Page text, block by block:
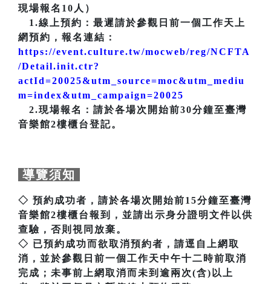
現場報名10人）
1.線上預約：最遲請於參觀日前一個工作天上
網預約，報名連結：
https://event.culture.tw/mocweb/reg/NCFTA
/Detail.init.ctr?
actId=20025&utm_source=moc&utm_mediu
m=index&utm_campaign=20025
2.現場報名：請於各場次開始前30分鐘至臺灣
音樂館2樓櫃台登記。
導覽須知
◇ 預約成功者，請於各場次開始前15分鐘至臺灣
音樂館2樓櫃台報到，並請出示身分證明文件以供
查驗，否則視同放棄。
◇ 已預約成功而欲取消預約者，請逕自上網取
消，並於參觀日前一個工作天中午十二時前取消
完成；未事前上網取消而未到逾兩次(含)以上